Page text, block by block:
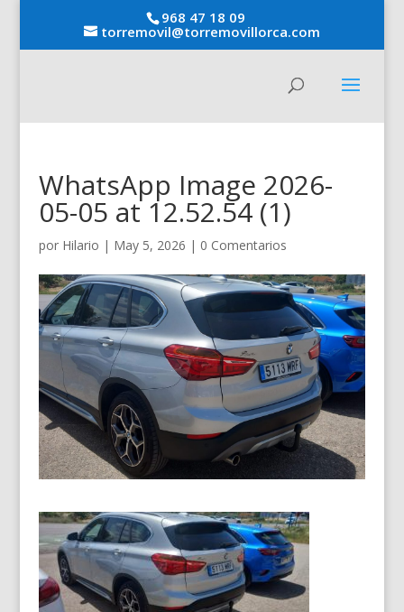
968 47 18 09
torremovil@torremovillorca.com
WhatsApp Image 2026-
05-05 at 12.52.54 (1)
por Hilario | May 5, 2026 | 0 Comentarios